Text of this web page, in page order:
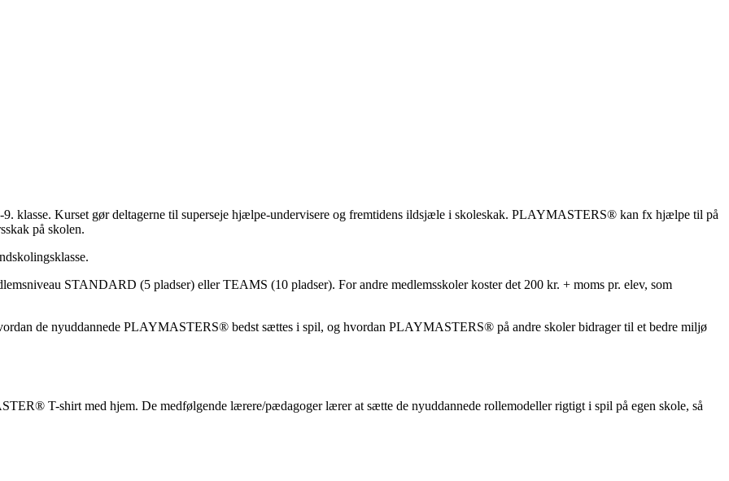
klasse. Kurset gør deltagerne til superseje hjælpe-undervisere og fremtidens ildsjæle i skoleskak. PLAYMASTERS® kan fx hjælpe til på
på skolen.
STANDARD (5 pladser) eller TEAMS (10 pladser). For andre medlemsskoler koster det 200 kr. + moms pr. elev, som
de nyuddannede PLAYMASTERS® bedst sættes i spil, og hvordan PLAYMASTERS® på andre skoler bidrager til et bedre miljø
T-shirt med hjem. De medfølgende lærere/pædagoger lærer at sætte de nyuddannede rollemodeller rigtigt i spil på egen skole, så